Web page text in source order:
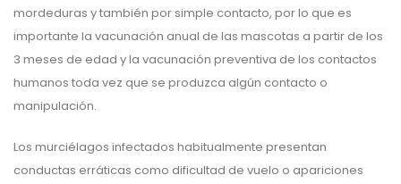
mordeduras y también por simple contacto, por lo que es
importante la vacunación anual de las mascotas a partir de los
3 meses de edad y la vacunación preventiva de los contactos
humanos toda vez que se produzca algún contacto o
manipulación.
Los murciélagos infectados habitualmente presentan
conductas erráticas como dificultad de vuelo o apariciones